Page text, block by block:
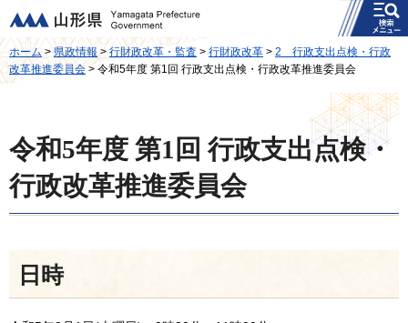
山形県
メニュー
ホーム>県政情報>行財政改革・監査 > 行財政改革 > 2 行政支出点検・行政
改革推進委員会 > 令和5年度 第1回 行政支出点検・行政改革推進委員会
令和5年度 第1回 行政支出点検・
行政改革推進委員会
日時